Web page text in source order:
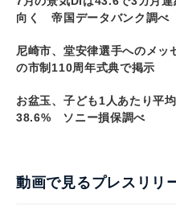
向く 帝国データバンク調べ
尼崎市、堂安律選手へのメ
の市制110周年式典で掲示
お盆玉、子ども1人あたり平
38.6% ソニー損保調べ
動画で見るプレスリリ